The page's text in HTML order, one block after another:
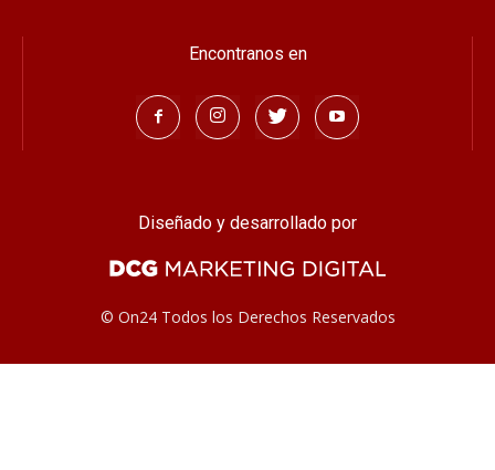
Encontranos en
Diseñado y desarrollado por
© On24 Todos los Derechos Reservados